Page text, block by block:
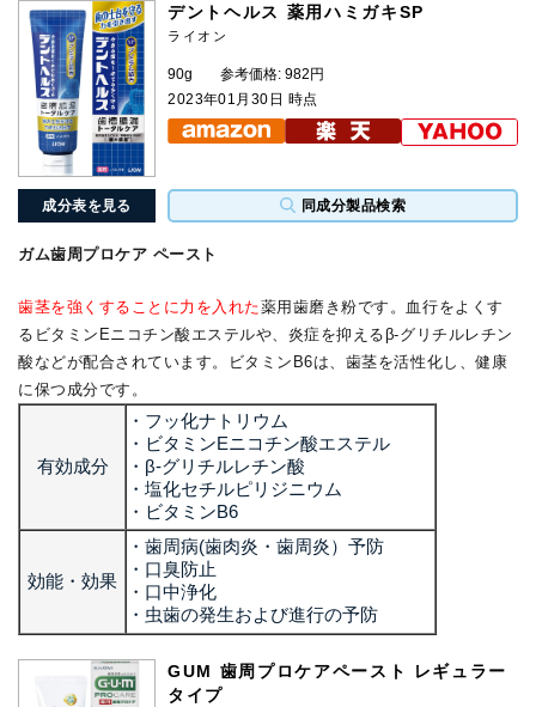
成分表を見る 同成分製品検索
デントヘルス 薬用ハミガキSP
ライオン
90g
参考価格: 982円
2023年01月30日 時点
ガム歯周プロケア ペースト
歯茎を強くすることに力を入れた薬用歯磨き粉です。血行をよくす
るビタミンEニコチン酸エステルや、炎症を抑えるβ-グリチルレチン
酸などが配合されています。ビタミンB6は、歯茎を活性化し、健康
に保つ成分です。
有効成分
・フッ化ナトリウム
・ビタミンEニコチン酸エステル
・β-グリチルレチン酸
・塩化セチルピリジニウム
・ビタミンB6
効能・効果
・歯周病(歯肉炎・歯周炎）予防
・口臭防止
・口中浄化
・虫歯の発生および進行の予防
GUM 歯周プロケアペースト レギュラー
タイプ